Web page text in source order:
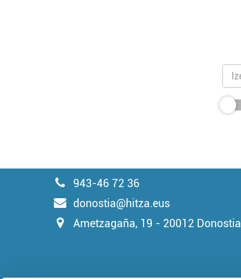
943-46 72 36
donostia@hitza.eus
Ametzagaña, 19 - 20012 Donostia